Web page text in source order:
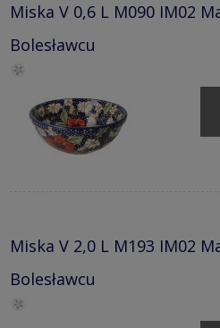
Miska V 0,6 L M090 IM02
Bolesławcu
Miska V 2,0 L M193 IM02
Bolesławcu